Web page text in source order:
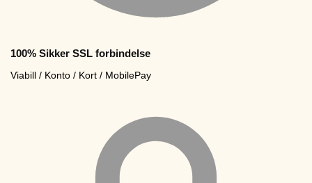
100% Sikker SSL forbindelse
Viabill / Konto / Kort / MobilePay